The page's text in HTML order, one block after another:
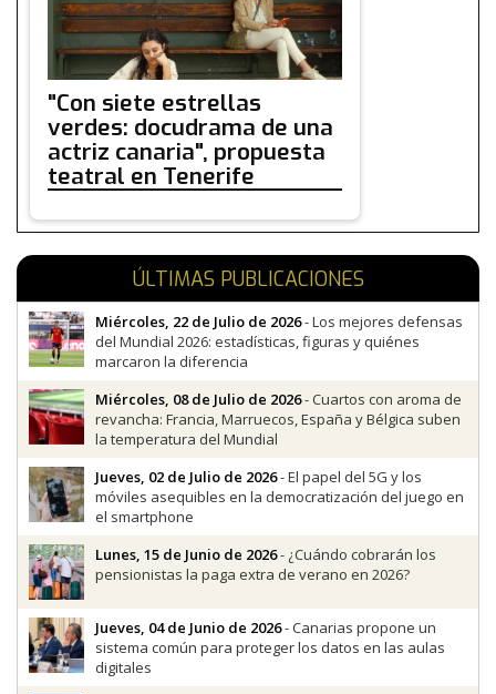
"Con siete estrellas
verdes: docudrama de una
actriz canaria", propuesta
teatral en Tenerife
ÚLTIMAS PUBLICACIONES
Miércoles, 22 de Julio de 2026- Los mejores defensas
del Mundial 2026: estadísticas, figuras y quiénes
marcaron la diferencia
Miércoles, 08 de Julio de 2026- Cuartos con aroma de
revancha: Francia, Marruecos, España y Bélgica suben
la temperatura del Mundial
Jueves, 02 de Julio de 2026- El papel del 5G y los
móviles asequibles en la democratización del juego en
el smartphone
Lunes, 15 de Junio de 2026- ¿Cuándo cobrarán los
pensionistas la paga extra de verano en 2026?
Jueves, 04 de Junio de 2026- Canarias propone un
sistema común para proteger los datos en las aulas
digitales